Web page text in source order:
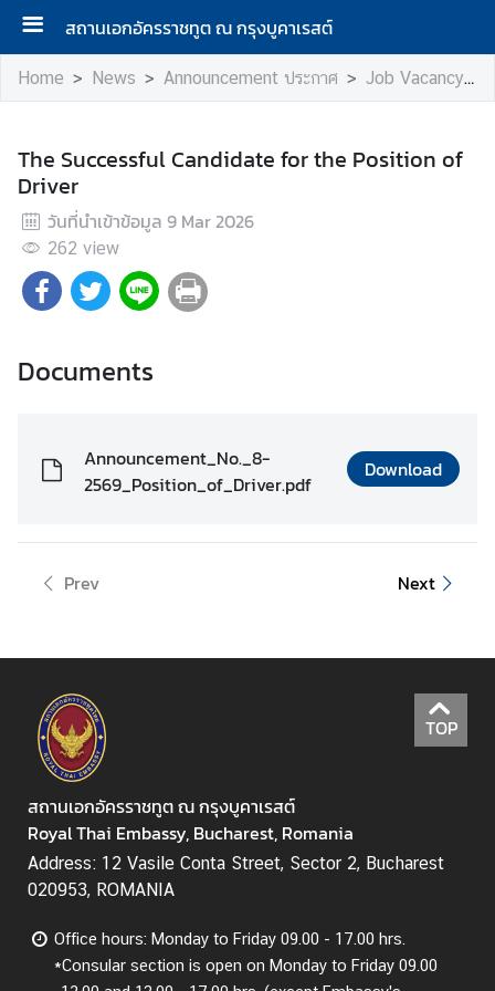
สถานเอกอัครราชทูต ณ กรุงบูคาเรสต์
b
o
u
t
U
s
e
d
o
n
s
l
a
r
A
f
f
Home News Announcement ประกาศ Job Vacancy รับสมัครงาน
The Successful Candidate for the Position of
Driver
วันที่นำเข้าข้อมูล 9 Mar 2026
262 view
Documents
Announcement_No._8-
2569_Position_of_Driver.pdf
Download
Prev Next
TOP
สถานเอกอัครราชทูต ณ กรุงบูคาเรสต์
Royal Thai Embassy, Bucharest, Romania
Address: 12 Vasile Conta Street, Sector 2, Bucharest
020953, ROMANIA
Office hours: Monday to Friday 09.00 - 17.00 hrs.
*Consular section is open on Monday to Friday 09.00